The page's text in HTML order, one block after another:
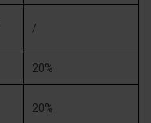
/
20%
20%